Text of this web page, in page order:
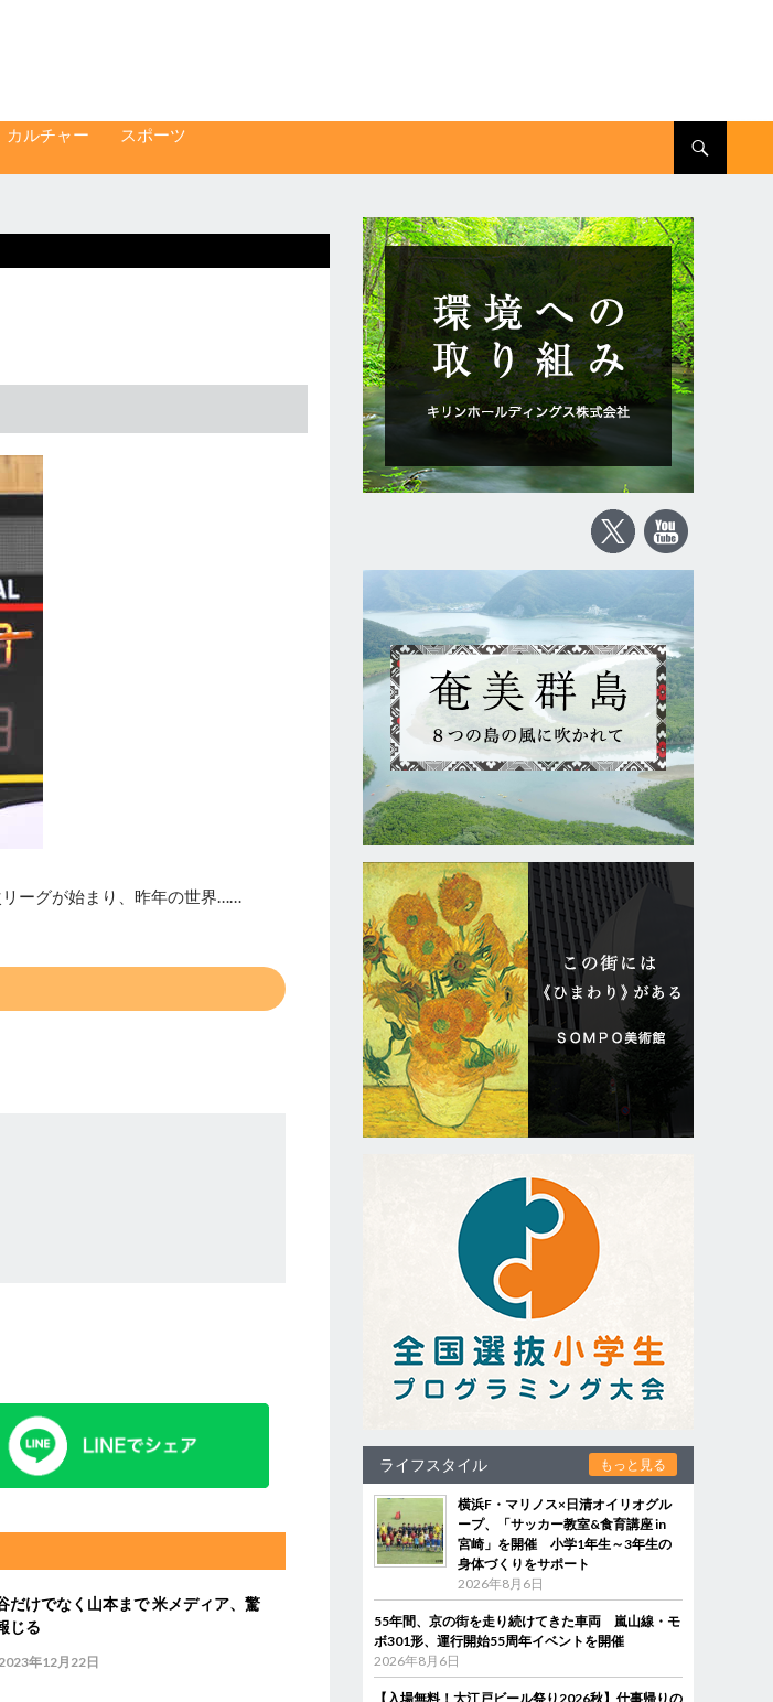
カルチャー
スポーツ
ーグが始まり、昨年の世界……
だけでなく山本まで 米メディア、驚
じる
2023年12月22日
ライフスタイル もっと見る
横浜F・マリノス×日清オイリオグル
ープ、「サッカー教室&食育講座 in
宮崎」を開催 小学1年生～3年生の
身体づくりをサポート
2026年8月6日
55年間、京の街を走り続けてきた車両 嵐山線・モ
ボ301形、運行開始55周年イベントを開催
2026年8月6日
【入場無料！大江戸ビール祭り2026秋】仕事帰りの